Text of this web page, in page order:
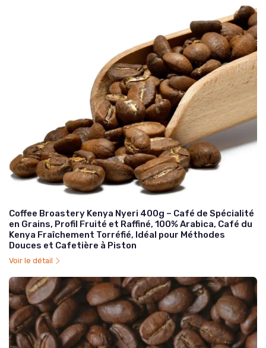
Coffee Broastery Kenya Nyeri 400g – Café de Spécialité
en Grains, Profil Fruité et Raffiné, 100% Arabica, Café du
Kenya Fraîchement Torréfié, Idéal pour Méthodes
Douces et Cafetière à Piston
Voir le détail